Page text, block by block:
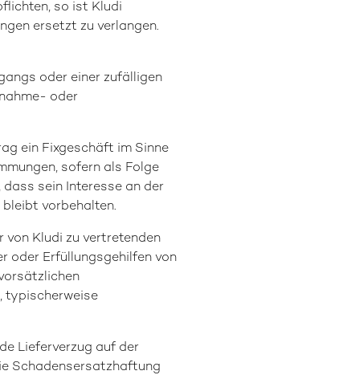
so ist Kludi
ersetzt zu verlangen.
oder einer zufälligen
oder
ein Fixgeschäft im Sinne
sofern als Folge
sein Interesse an der
vorbehalten.
von Kludi zu vertretenden
oder Erfüllungsgehilfen von
typischerweise
Lieferverzug auf der
Schadensersatzhaftung